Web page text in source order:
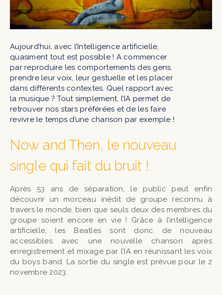
Aujourd’hui, avec l’Intelligence artificielle,
quasiment tout est possible ! A commencer
par reproduire les comportements des gens,
prendre leur voix, leur gestuelle et les placer
dans différents contextes. Quel rapport avec
la musique ? Tout simplement, l’IA permet de
retrouver nos stars préférées et de les faire
revivre le temps d’une chanson par exemple !
Now and Then, le nouveau
single qui fait du bruit !
Après 53 ans de séparation, le public peut enfin
découvrir un morceau inédit de groupe reconnu à
travers le monde, bien que seuls deux des membres du
groupe soient encore en vie ! Grâce à l’intelligence
artificielle, les Beatles sont donc de nouveau
accessibles avec une nouvelle chanson après
enregistrement et mixage par l’IA en réunissant les voix
du boys band. La sortie du single est prévue pour le 2
novembre 2023.